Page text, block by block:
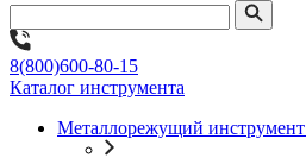
8(800)600-80-15
Каталог инструмента
Металлорежущий инструмент